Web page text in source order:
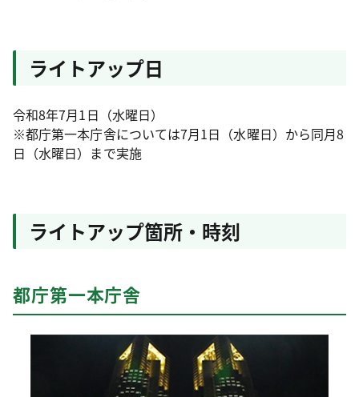
ライトアップ日
令和8年7月1日（水曜日）
※都庁第一本庁舎については7月1日（水曜日）から同月8
日（水曜日）まで実施
ライトアップ箇所・時刻
都庁第一本庁舎